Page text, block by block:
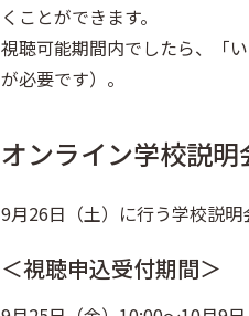
くことができます。
視聴可能期間内でしたら、「
が必要です）。
オンライン学校説明
9月26日（土）に行う学校説明
＜視聴申込受付期間＞